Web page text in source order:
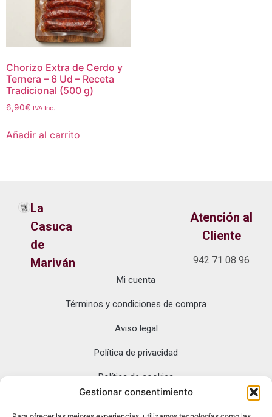
Gestionar consentimiento
Chorizo Extra de Cerdo y
Ternera – 6 Ud – Receta
Tradicional (500 g)
6,90€ IVA Inc.
Añadir al carrito
La
Casuca
de
Mariván
Mariván: tesoros
auténticos con
estamos
Atención al
Cliente
942 71 08 96
Mi cuenta
Términos y condiciones de compra
Aviso legal
Política de privacidad
Política de cookies